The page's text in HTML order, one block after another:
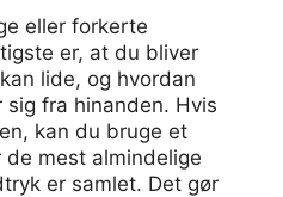
eller forkerte
er, at du bliver
lide, og hvordan
fra hinanden. Hvis
kan du bruge et
de mest almindelige
er samlet. Det gør